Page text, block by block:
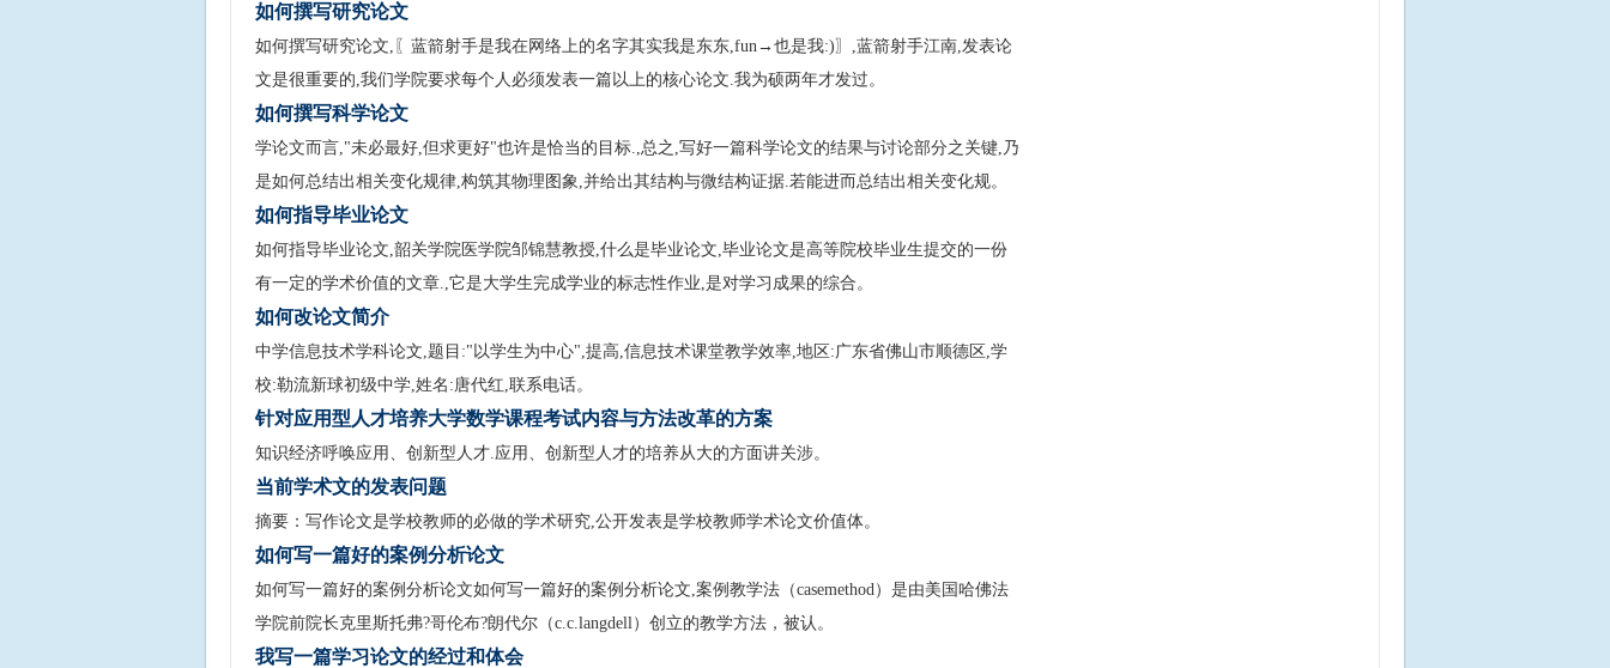
如何撰写研究论文
如何撰写研究论文,〖蓝箭射手是我在网络上的名字其实我是东东,fun→也是我:)〗,蓝箭射手江南,发表论
文是很重要的,我们学院要求每个人必须发表一篇以上的核心论文.我为硕两年才发过。
如何撰写科学论文
学论文而言,"未必最好,但求更好"也许是恰当的目标.,总之,写好一篇科学论文的结果与讨论部分之关键,乃
是如何总结出相关变化规律,构筑其物理图象,并给出其结构与微结构证据.若能进而总结出相关变化规。
如何指导毕业论文
如何指导毕业论文,韶关学院医学院邹锦慧教授,什么是毕业论文,毕业论文是高等院校毕业生提交的一份
有一定的学术价值的文章.,它是大学生完成学业的标志性作业,是对学习成果的综合。
如何改论文简介
中学信息技术学科论文,题目:"以学生为中心",提高,信息技术课堂教学效率,地区:广东省佛山市顺德区,学
校:勒流新球初级中学,姓名:唐代红,联系电话。
针对应用型人才培养大学数学课程考试内容与方法改革的方案
知识经济呼唤应用、创新型人才.应用、创新型人才的培养从大的方面讲关涉。
当前学术文的发表问题
摘要：写作论文是学校教师的必做的学术研究,公开发表是学校教师学术论文价值体。
如何写一篇好的案例分析论文
如何写一篇好的案例分析论文如何写一篇好的案例分析论文,案例教学法（casemethod）是由美国哈佛法
学院前院长克里斯托弗?哥伦布?朗代尔（c.c.langdell）创立的教学方法，被认。
我写一篇学习论文的经过和体会